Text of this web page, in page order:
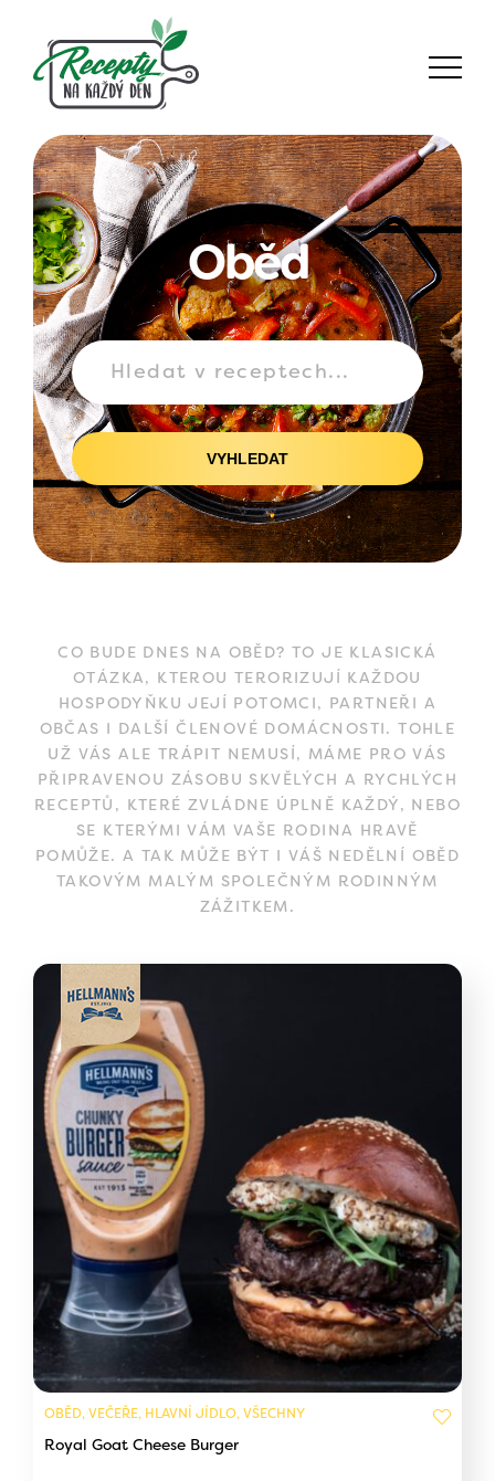
Oběd
VYHLEDAT
CO BUDE DNES NA OBĚD? TO JE KLASICKÁ
OTÁZKA, KTEROU TERORIZUJÍ KAŽDOU
HOSPODYŇKU JEJÍ POTOMCI, PARTNEŘI A
OBČAS I DALŠÍ ČLENOVÉ DOMÁCNOSTI. TOHLE
UŽ VÁS ALE TRÁPIT NEMUSÍ, MÁME PRO VÁS
PŘIPRAVENOU ZÁSOBU SKVĚLÝCH A RYCHLÝCH
RECEPTŮ, KTERÉ ZVLÁDNE ÚPLNĚ KAŽDÝ, NEBO
SE KTERÝMI VÁM VAŠE RODINA HRAVĚ
POMŮŽE. A TAK MŮŽE BÝT I VÁŠ NEDĚLNÍ OBĚD
TAKOVÝM MALÝM SPOLEČNÝM RODINNÝM
ZÁŽITKEM.
OBĚD, VEČEŘE, HLAVNÍ JÍDLO, VŠECHNY
Royal Goat Cheese Burger